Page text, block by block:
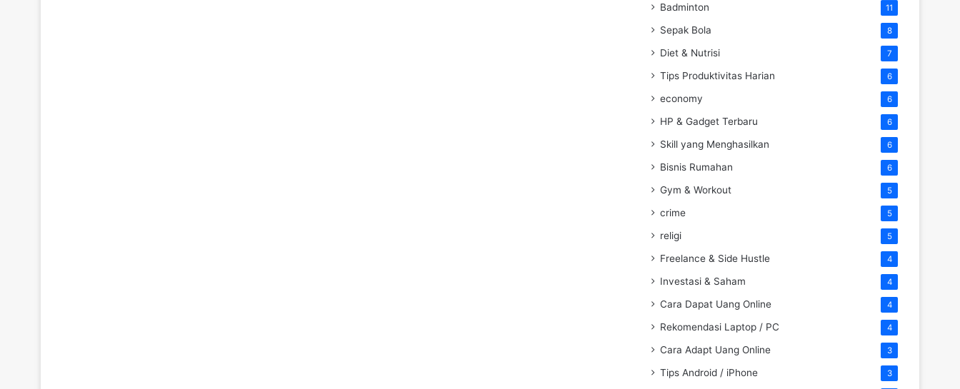
Badminton 11
Sepak Bola 8
Diet & Nutrisi 7
Tips Produktivitas Harian 6
economy 6
HP & Gadget Terbaru 6
Skill yang Menghasilkan 6
Bisnis Rumahan 6
Gym & Workout 5
crime 5
religi 5
Freelance & Side Hustle 4
Investasi & Saham 4
Cara Dapat Uang Online 4
Rekomendasi Laptop / PC 4
Cara Adapt Uang Online 3
Tips Android / iPhone 3